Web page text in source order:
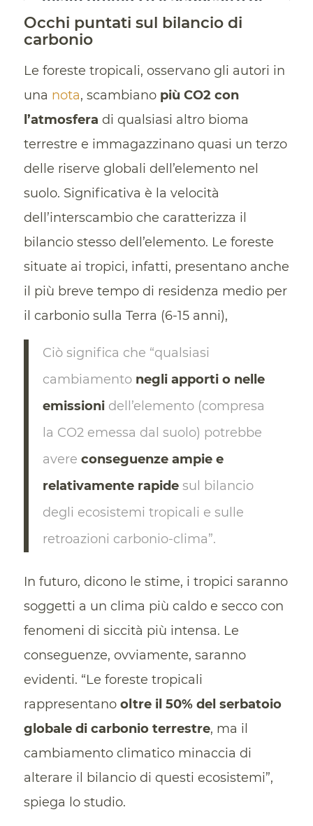
Occhi puntati sul bilancio di
carbonio
Le foreste tropicali, osservano gli autori in
una nota, scambiano più CO2 con
l’atmosfera di qualsiasi altro bioma
terrestre e immagazzinano quasi un terzo
delle riserve globali dell’elemento nel
suolo. Significativa è la velocità
dell’interscambio che caratterizza il
bilancio stesso dell’elemento. Le foreste
situate ai tropici, infatti, presentano anche
il più breve tempo di residenza medio per
il carbonio sulla Terra (6-15 anni),
Ciò significa che “qualsiasi
cambiamentonegli apporti o nelle
emissionidell’elemento (compresa
la CO2 emessa dal suolo) potrebbe
avere conseguenze ampie e
relativamente rapidesul bilancio
degli ecosistemi tropicali e sulle
retroazioni carbonio-clima”.
In futuro, dicono le stime, i tropici saranno
soggetti a un clima più caldo e secco con
fenomeni di siccità più intensa. Le
conseguenze, ovviamente, saranno
evidenti. “Le foreste tropicali
rappresentano oltre il 50% del serbatoio
globale di carbonio terrestre, ma il
cambiamento climatico minaccia di
alterare il bilancio di questi ecosistemi”,
spiega lo studio.